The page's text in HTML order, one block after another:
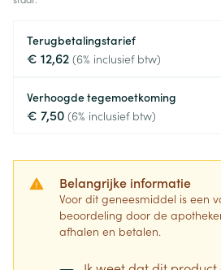
Terugbetalingstarief
€ 12,62 (6% inclusief btw)
Verhoogde tegemoetkoming
€ 7,50 (6% inclusief btw)
Belangrijke informatie
Voor dit geneesmiddel is een
beoordeling door de
afhalen en betalen.